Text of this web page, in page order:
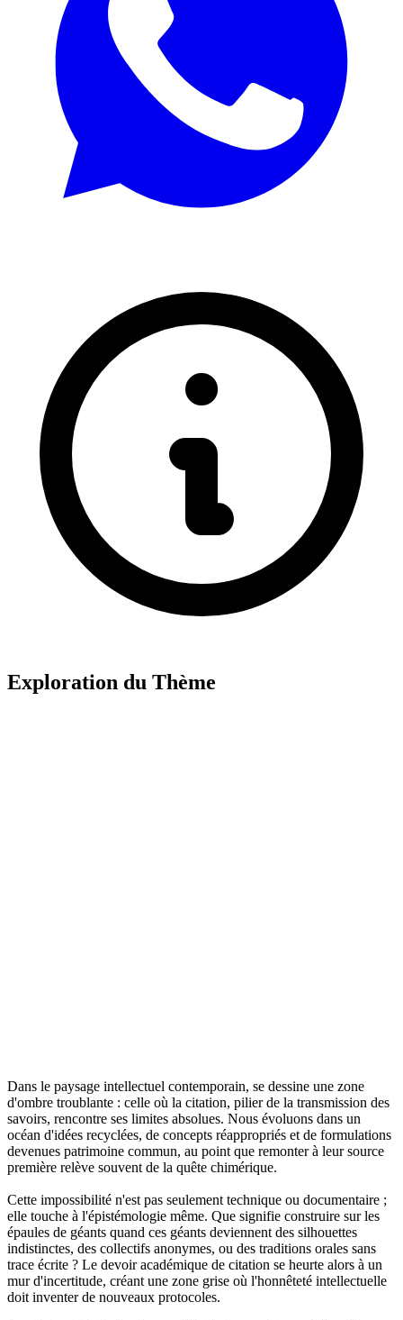
Exploration du Thème
Dans le paysage intellectuel contemporain, se dessine une zone
d'ombre troublante : celle où la citation, pilier de la transmission des
savoirs, rencontre ses limites absolues. Nous évoluons dans un
océan d'idées recyclées, de concepts réappropriés et de formulations
devenues patrimoine commun, au point que remonter à leur source
première relève souvent de la quête chimérique.
Cette impossibilité n'est pas seulement technique ou documentaire ;
elle touche à l'épistémologie même. Que signifie construire sur les
épaules de géants quand ces géants deviennent des silhouettes
indistinctes, des collectifs anonymes, ou des traditions orales sans
trace écrite ? Le devoir académique de citation se heurte alors à un
mur d'incertitude, créant une zone grise où l'honnêteté intellectuelle
doit inventer de nouveaux protocoles.